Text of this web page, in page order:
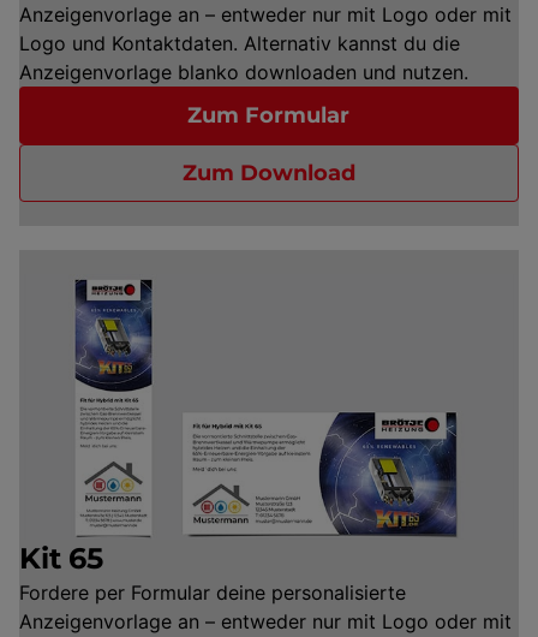
Anzeigenvorlage an – entweder nur mit Logo oder mit
Logo und Kontaktdaten. Alternativ kannst du die
Anzeigenvorlage blanko downloaden und nutzen.
Zum Formular
Zum Download
Kit 65
Fordere per Formular deine personalisierte
Anzeigenvorlage an – entweder nur mit Logo oder mit